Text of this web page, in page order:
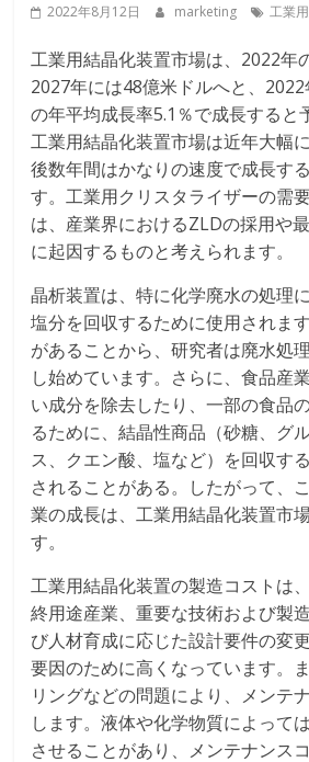
2022年8月12日 marketing 工業
工業用結晶化装置市場は、2022年
2027年には48億米ドルへと、
の年平均成長率5.1％で成長すると
工業用結晶化装置市場は近年大幅
後数年間はかなりの速度で成長す
す。工業用クリスタライザーの需
は、産業界におけるZLDの採用や
に起因するものと考えられます。
晶析装置は、特に化学廃水の処理
塩分を回収するために使用されま
があることから、研究者は廃水処
し始めています。さらに、食品産
い成分を除去したり、一部の食品
るために、結晶性商品（砂糖、グ
ス、クエン酸、塩など）を回収す
されることがある。したがって、
業の成長は、工業用結晶化装置市
す。
工業用結晶化装置の製造コストは
終用途産業、重要な技術および製
び人材育成に応じた設計要件の変
要因のために高くなっています。
リングなどの問題により、メンテ
します。液体や化学物質によって
させることがあり、メンテナンス